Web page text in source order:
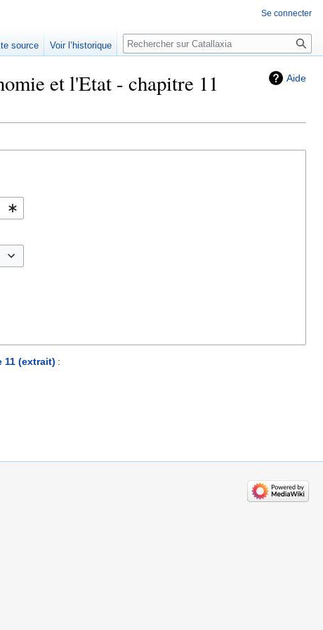
Aide
et l'Etat - chapitre 11
11 (extrait) :
Se connecter
source Voir l’historique Rechercher